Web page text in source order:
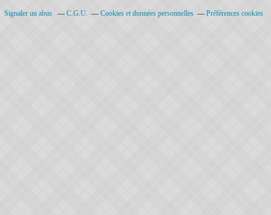
Signaler un abus C.G.U. Cookies et données personnelles Préférences cookies